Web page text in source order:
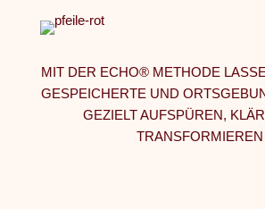
MIT DER ECHO® METHODE
GESPEICHERTE UND
GEZIELT AUFSPÜREN,
TRANSFORMIEREN